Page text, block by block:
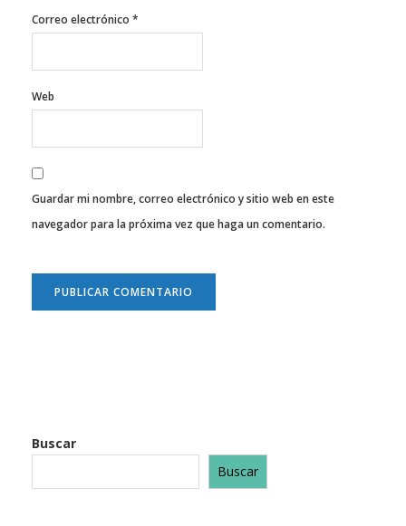
Correo electrónico *
Web
Guardar mi nombre, correo electrónico y sitio web en este
navegador para la próxima vez que haga un comentario.
Buscar
Buscar